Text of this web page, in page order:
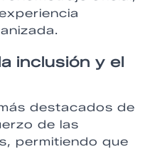
inclusión y el
destacados de
de las
permitiendo que